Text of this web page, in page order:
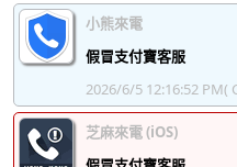
小熊來電
假冒支付寶客服
2026/6/5 12:16:52 PM(
芝麻來電 (iOS)